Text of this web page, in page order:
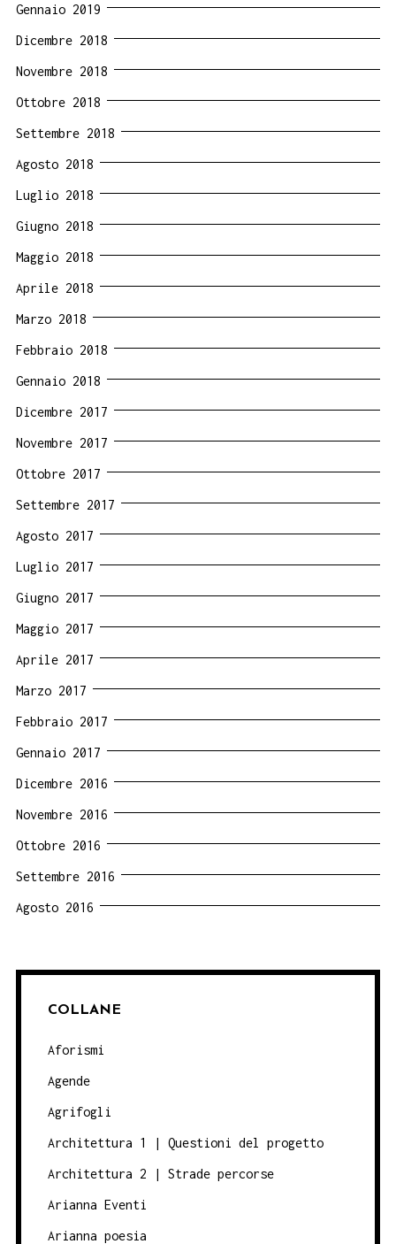
Gennaio 2019
Dicembre 2018
Novembre 2018
Ottobre 2018
Settembre 2018
Agosto 2018
Luglio 2018
Giugno 2018
Maggio 2018
Aprile 2018
Marzo 2018
Febbraio 2018
Gennaio 2018
Dicembre 2017
Novembre 2017
Ottobre 2017
Settembre 2017
Agosto 2017
Luglio 2017
Giugno 2017
Maggio 2017
Aprile 2017
Marzo 2017
Febbraio 2017
Gennaio 2017
Dicembre 2016
Novembre 2016
Ottobre 2016
Settembre 2016
Agosto 2016
COLLANE
Aforismi
Agende
Agrifogli
Architettura 1 | Questioni del progetto
Architettura 2 | Strade percorse
Arianna Eventi
Arianna poesia